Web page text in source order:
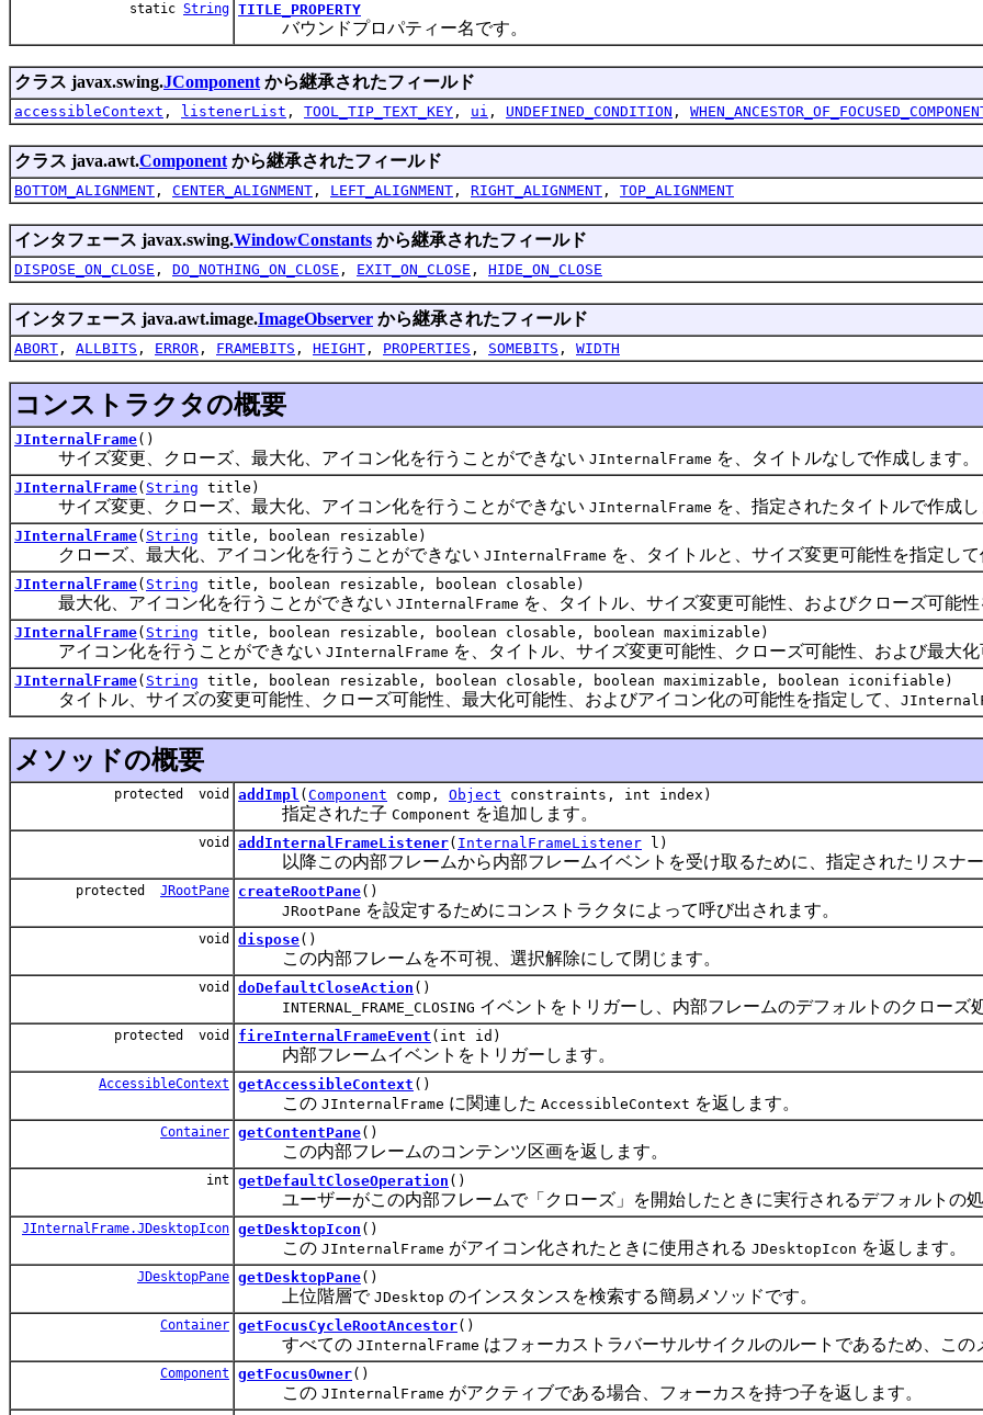
static String TITLE_PROPERTY
バウンドプロパティー名です。
クラス javax.swing.JComponent から継承されたフィールド
accessibleContext , listenerList , TOOL_TIP_TEXT_KEY , ui , UNDEFINED_CONDITION ,
クラス java.awt.Component から継承されたフィールド
BOTTOM_ALIGNMENT , CENTER_ALIGNMENT , LEFT_ALIGNMENT , RIGHT_ALIGNMENT , TOP_ALIGNMENT
インタフェース javax.swing.WindowConstants から継承されたフィールド
DISPOSE_ON_CLOSE , DO_NOTHING_ON_CLOSE , EXIT_ON_CLOSE , HIDE_ON_CLOSE
インタフェース java.awt.image.ImageObserver から継承されたフィールド
ABORT , ALLBITS , ERROR , FRAMEBITS , HEIGHT , PROPERTIES , SOMEBITS , WIDTH
コンストラクタの概要
JInternalFrame()
サイズ変更、クローズ、最大化、アイコン化を行うことができない JInternalFrame を、タイトルなしで作成します。
JInternalFrame( String title)
サイズ変更、クローズ、最大化、アイコン化を行うことができない JInternalFrame を、指定されたタイトルで作成し
JInternalFrame( String title, boolean resizable)
クローズ、最大化、アイコン化を行うことができない JInternalFrame を、タイトルと、サイズ変更可能性を指定して
JInternalFrame( String title, boolean resizable, boolean closable)
最大化、アイコン化を行うことができない JInternalFrame を、タイトル、サイズ変更可能性、およびクローズ可能性
JInternalFrame( String title, boolean resizable, boolean closable, boolean maximizable)
アイコン化を行うことができない JInternalFrame を、タイトル、サイズ変更可能性、クローズ可能性、および最大化
JInternalFrame( String title, boolean resizable, boolean closable, boolean maximizable, boolean iconifiable)
タイトル、サイズの変更可能性、クローズ可能性、最大化可能性、およびアイコン化の可能性を指定して、
メソッドの概要
protected void addImpl ( Component comp, Object constraints, int index)
指定された子 Component を追加します。
void addInternalFrameListener( InternalFrameListener l)
以降この内部フレームから内部フレームイベントを受け取るために、指定されたリスナー
protected JRootPane createRootPane()
JRootPane を設定するためにコンストラクタによって呼び出されます。
void dispose()
この内部フレームを不可視、選択解除にして閉じます。
void doDefaultCloseAction ()
INTERNAL_FRAME_CLOSING イベントをトリガーし、内部フレームのデフォルトのクローズ
protected void fireInternalFrameEvent (int id)
内部フレームイベントをトリガーします。
AccessibleContext getAccessibleContext ()
この JInternalFrame に関連した AccessibleContext を返します。
Container getContentPane()
この内部フレームのコンテンツ区画を返します。
int getDefaultCloseOperation ()
ユーザーがこの内部フレームで「クローズ」を開始したときに実行されるデフォルトの処
JInternalFrame.JDesktopIcon getDesktopIcon ()
この JInternalFrame がアイコン化されたときに使用される JDesktopIcon を返します。
JDesktopPane getDesktopPane()
上位階層で JDesktop のインスタンスを検索する簡易メソッドです。
Container getFocusCycleRootAncestor()
すべての JInternalFrame はフォーカストラバーサルサイクルのルートであるため、この
Component getFocusOwner()
この JInternalFrame がアクティブである場合、フォーカスを持つ子を返します。